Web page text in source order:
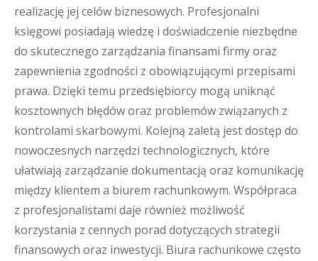
realizację jej celów biznesowych. Profesjonalni
księgowi posiadają wiedzę i doświadczenie niezbędne
do skutecznego zarządzania finansami firmy oraz
zapewnienia zgodności z obowiązującymi przepisami
prawa. Dzięki temu przedsiębiorcy mogą uniknąć
kosztownych błędów oraz problemów związanych z
kontrolami skarbowymi. Kolejną zaletą jest dostęp do
nowoczesnych narzędzi technologicznych, które
ułatwiają zarządzanie dokumentacją oraz komunikację
między klientem a biurem rachunkowym. Współpraca
z profesjonalistami daje również możliwość
korzystania z cennych porad dotyczących strategii
finansowych oraz inwestycji. Biura rachunkowe często